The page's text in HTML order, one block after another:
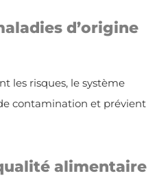
d’origine
les risques, le système
contamination et prévient
alimentaire